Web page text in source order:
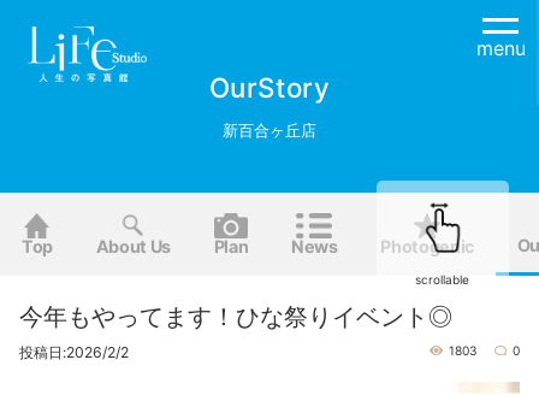
menu
OurStory
新百合ヶ丘店
Top About Us Plan News Photogenic
今年もやってます！ひな祭りイベント◎
投稿日:2026/2/2 1803 0